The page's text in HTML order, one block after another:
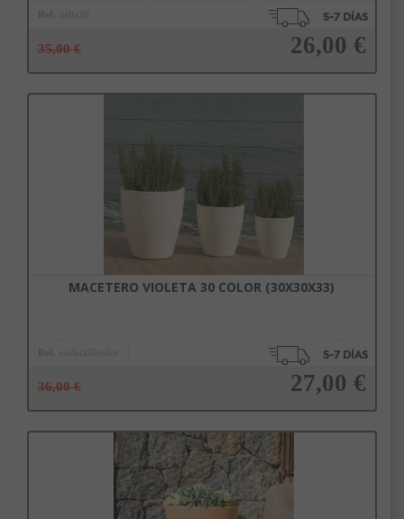
Ref. dalia30
35,00 € 26,00 €
MACETERO VIOLETA 30 COLOR (30X30X33)
Ref. violeta30color
36,00 € 27,00 €
Añadir a la cesta